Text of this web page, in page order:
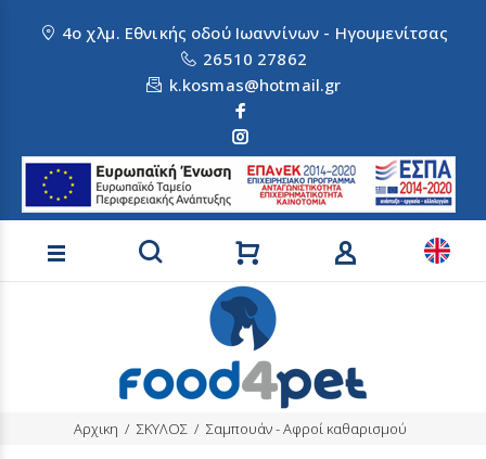
4ο χλμ. Εθνικής οδού Ιωαννίνων - Ηγουμενίτσας
26510 27862
k.kosmas@hotmail.gr
Αναζήτηση προϊόντων
Αρχικη ΣΚΥΛΟΣ Σαμπουάν - Αφροί καθαρισμού